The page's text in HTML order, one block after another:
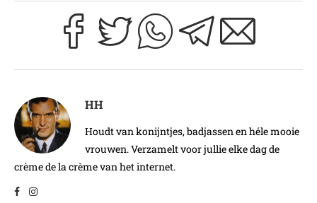
HH
Houdt van konijntjes, badjassen en héle mooie
vrouwen. Verzamelt voor jullie elke dag de
crème de la crème van het internet.